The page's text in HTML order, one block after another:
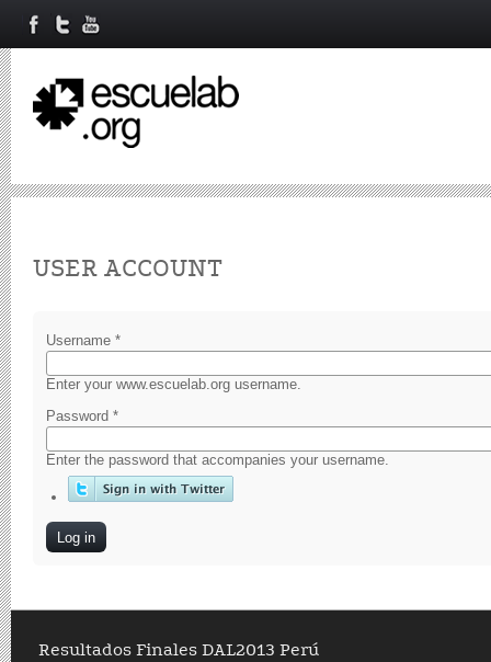
USER ACCOUNT
Username *
Enter your www.escuelab.org username.
Password *
Enter the password that accompanies your username.
Resultados Finales DAL2013 Perú